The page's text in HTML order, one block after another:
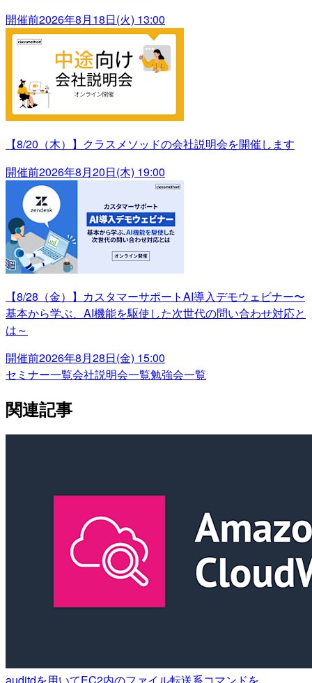
開催前2026年8月18日(火) 13:00
【8/20（木）】クラスメソッドの会社説明会を開催します
開催前2026年8月20日(木) 19:00
【8/28（金）】カスタマーサポートAI導入デモウェビナー〜
基本から学ぶ、AI機能を駆使した次世代の問い合わせ対応と
は～
開催前2026年8月28日(金) 15:00
セミナー一覧会社説明会一覧勉強会一覧
関連記事